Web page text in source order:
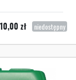
zł niedostępny